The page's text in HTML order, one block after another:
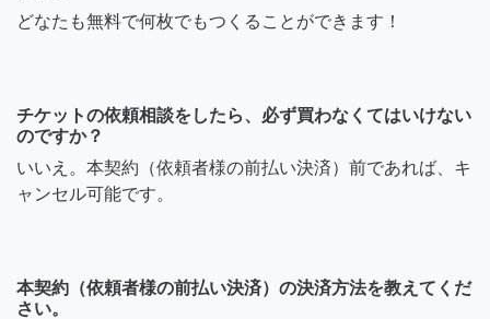
どなたも無料で何枚でもつくることができます！
チケットの依頼相談をしたら、必ず買わなくてはいけない
のですか？
いいえ。本契約（依頼者様の前払い決済）前であれば、キ
ャンセル可能です。
本契約（依頼者様の前払い決済）の決済方法を教えてくだ
さい。